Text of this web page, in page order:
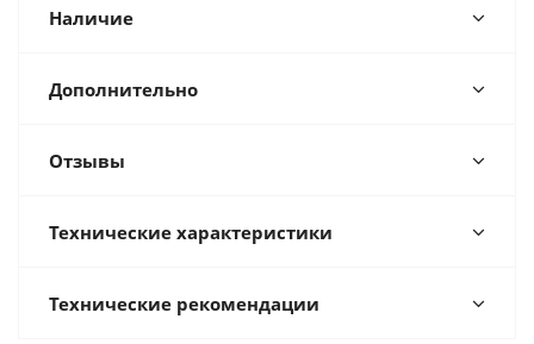
Наличие
Дополнительно
Отзывы
Технические характеристики
Технические рекомендации